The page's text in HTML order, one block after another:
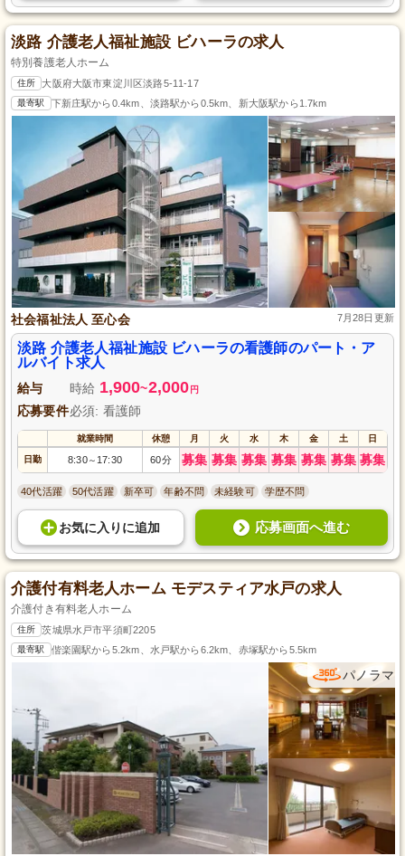
淡路 介護老人福祉施設 ビハーラの求人
特別養護老人ホーム
住所 大阪府大阪市東淀川区淡路5-11-17
最寄駅 下新庄駅から0.4km、淡路駅から0.5km、新大阪駅から1.7km
社会福祉法人 至心会 7月28日更新
淡路 介護老人福祉施設 ビハーラの看護師のパート・ア
ルバイト求人
給与 時給 1,900~2,000 円
応募要件必須: 看護師
就業時間 休憩 月 火 水 木 金 土 日
日勤 8:30～ 17:30 60分 募集 募集 募集 募集 募集 募集 募集
40代活躍 50代活躍 新卒可 年齢不問 未経験可 学歴不問
お気に入り に追加 応募画面へ進む
介護付有料老人ホーム モデスティア水戸の求人
介護付き有料老人ホーム
住所 茨城県水戸市平須町2205
最寄駅 偕楽園駅から5.2km、水戸駅から6.2km、赤塚駅から5.5km
パノラマ